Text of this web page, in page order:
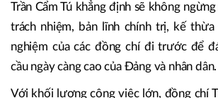
Trần Cẩm Tú khẳng định sẽ không
trách nhiệm, bản lĩnh chính trị, kế
nghiệm của các đồng chí đi trước để
cầu ngày càng cao của Đảng và nhân dân.
Với khối lượng công việc lớn, đồng chí